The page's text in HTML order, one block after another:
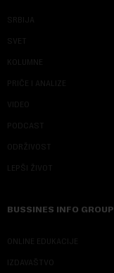
SRBIJA
SVET
KOLUMNE
PRIČE I ANALIZE
VIDEO
PODCAST
ODRŽIVOST
LEPŠI ŽIVOT
BUSSINES INFO GROUP
ONLINE EDUKACIJE
IZDAVAŠTVO